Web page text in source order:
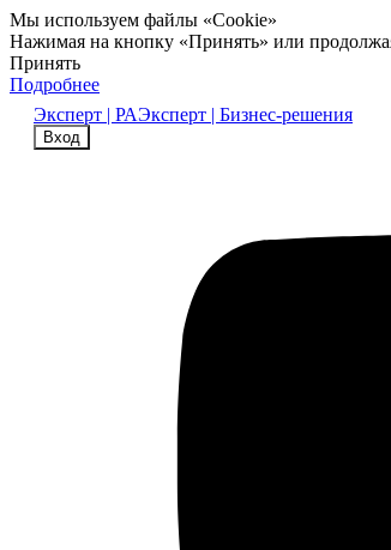
Мы используем файлы «Cookie»
Нажимая на кнопку «Принять» или
Принять
Подробнее
Эксперт | РАЭксперт | Бизнес-решения
Вход